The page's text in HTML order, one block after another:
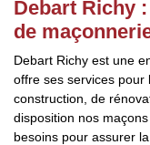
Debart Richy
de
Debart Richy est une
offre ses services pour
construction, de
disposition nos
besoins pour assurer